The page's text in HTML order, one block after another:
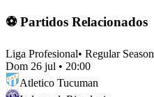
⚽ Partidos Relacionados
Liga Profesional• Regular Season
Dom 26 jul • 20:00
Atletico Tucuman